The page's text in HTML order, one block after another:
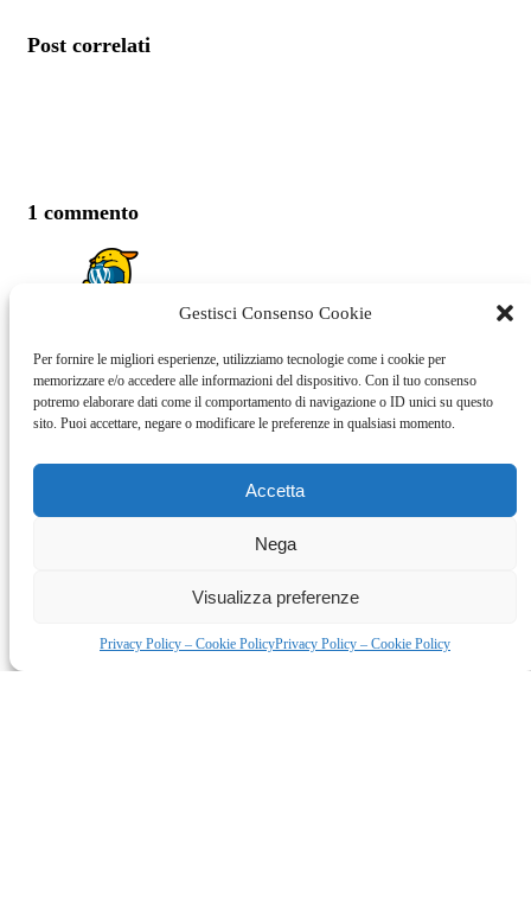
Gestisci Consenso Cookie
Per fornire le migliori esperienze, utilizziamo tecnologie come i cookie per
memorizzare e/o accedere alle informazioni del dispositivo. Con il tuo consenso
potremo elaborare dati come il comportamento di navigazione o ID unici su questo
sito. Puoi accettare, negare o modificare le preferenze in qualsiasi momento.
Accetta
Nega
Visualizza preferenze
Privacy Policy – Cookie PolicyPrivacy Policy – Cookie Policy
Post correlati
1 commento
3 mesi fa Rispondi
Hi, this is a comment.
To get started with moderating, editing, and deleting comments, please visit
Commenter avatars come fromGravatar.